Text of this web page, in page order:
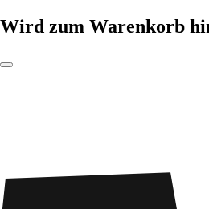
Wird zum Warenkorb